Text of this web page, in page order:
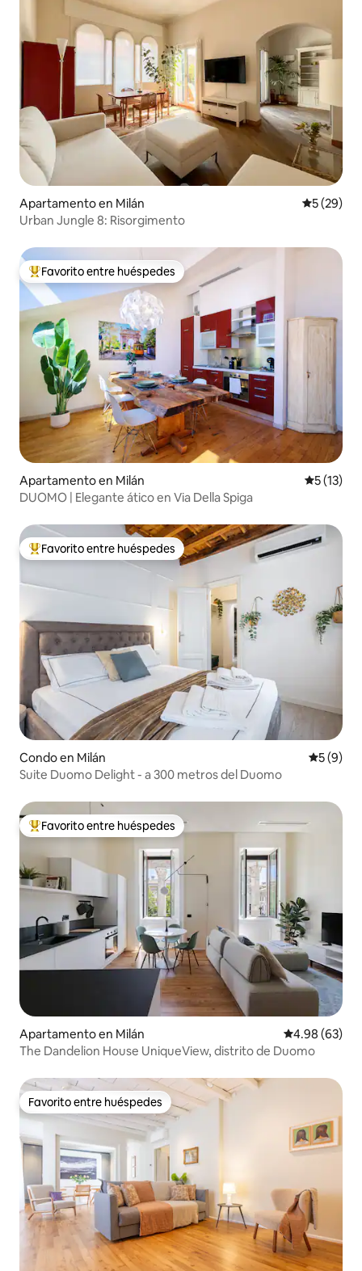
Apartamento en Milán
5 (29)
Urban Jungle 8: Risorgimento
Favorito entre huéspedes preferido
Favorito entre huéspedes
Apartamento en Milán
5 (13)
DUOMO | Elegante ático en Via Della Spiga
Favorito entre huéspedes preferido
Favorito entre huéspedes
Condo en Milán
5 (9)
Suite Duomo Delight - a 300 metros del Duomo
Favorito entre huéspedes preferido
Favorito entre huéspedes
Apartamento en Milán Calificación
4.98 (63)
The Dandelion House UniqueView, distrito de Duomo
Favorito entre huéspedes
Favorito entre huéspedes